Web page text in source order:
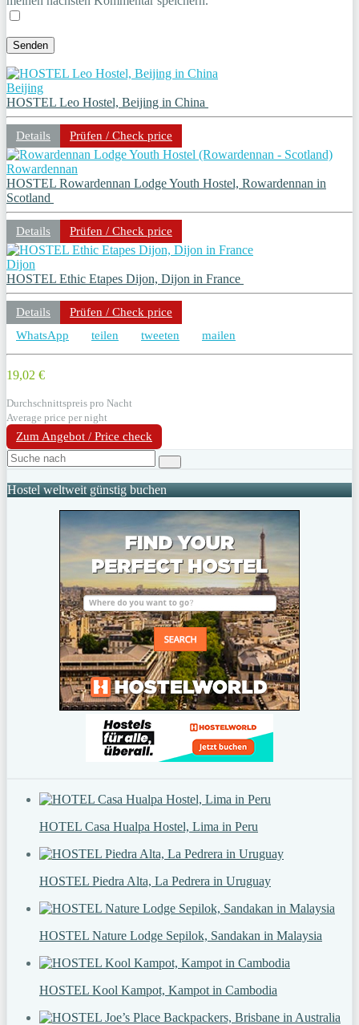
Beijing
HOSTEL Leo Hostel, Beijing in China
Details Prüfen / Check price
Rowardennan
HOSTEL Rowardennan Lodge Youth Hostel, Rowardennan in
Scotland
Details Prüfen / Check price
Dijon
HOSTEL Ethic Etapes Dijon, Dijon in France
Details
Prüfen / Check price
WhatsApp
teilen tweeten mailen
19,02 €
Durchschnittspreis pro Nacht
Average price per night
Zum Angebot / Price check
Hostel weltweit günstig buchen
HOTEL Casa Hualpa Hostel, Lima in Peru
HOSTEL Piedra Alta, La Pedrera in Uruguay
HOSTEL Nature Lodge Sepilok, Sandakan in Malaysia
HOSTEL Kool Kampot, Kampot in Cambodia